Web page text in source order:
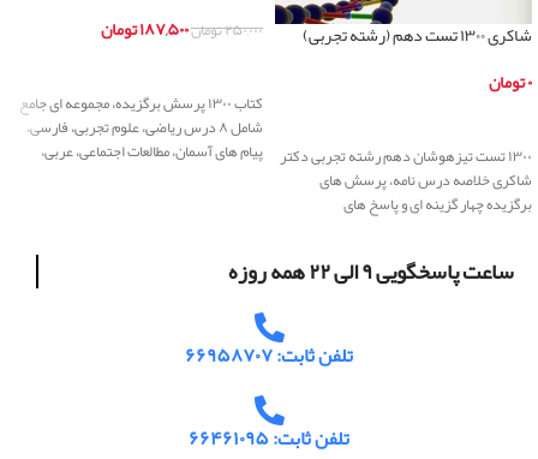
شاکری ۱۳۰۰ تست دهم (رشته تجربی)
۰تومان
۱۳۰۰ تست تیزهوشان دهم رشته تجربی دکتر
شاکری خلاصه درس نامه، پرسش های
برگزیده چهار گزینه ای و پاسخ های
۲۵۰,۰۰۰تومان۱۸۷,۵۰۰تومان
کتاب ۱۳۰۰ پرسش برگزیده، مجموعه ای جامع
شامل ۸ درس ریاضی، علوم تجربی، فارسی،
پیام های آسمان، مطالعات اجتماعی، عربی،
ساعت پاسخگویی ۹ الی ۲۲ همه روزه
تلفن ثابت: ۶۶۹۵۸۷۰۷
تلفن ثابت: ۶۶۴۶۱۰۹۵